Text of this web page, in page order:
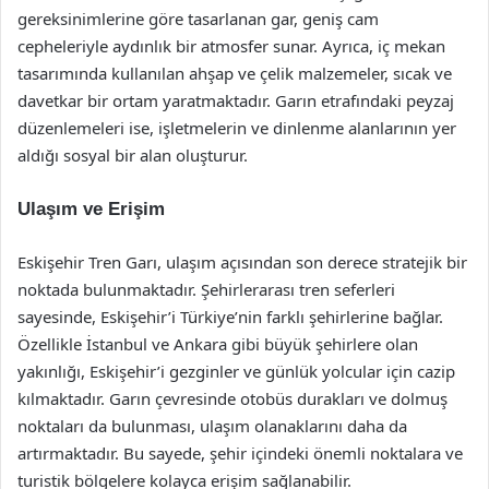
gereksinimlerine göre tasarlanan gar, geniş cam
cepheleriyle aydınlık bir atmosfer sunar. Ayrıca, iç mekan
tasarımında kullanılan ahşap ve çelik malzemeler, sıcak ve
davetkar bir ortam yaratmaktadır. Garın etrafındaki peyzaj
düzenlemeleri ise, işletmelerin ve dinlenme alanlarının yer
aldığı sosyal bir alan oluşturur.
Ulaşım ve Erişim
Eskişehir Tren Garı, ulaşım açısından son derece stratejik bir
noktada bulunmaktadır. Şehirlerarası tren seferleri
sayesinde, Eskişehir’i Türkiye’nin farklı şehirlerine bağlar.
Özellikle İstanbul ve Ankara gibi büyük şehirlere olan
yakınlığı, Eskişehir’i gezginler ve günlük yolcular için cazip
kılmaktadır. Garın çevresinde otobüs durakları ve dolmuş
noktaları da bulunması, ulaşım olanaklarını daha da
artırmaktadır. Bu sayede, şehir içindeki önemli noktalara ve
turistik bölgelere kolayca erişim sağlanabilir.